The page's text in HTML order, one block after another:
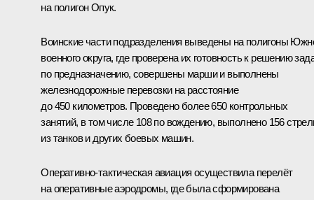
на полигон Опук.
Воинские части подразделения выведены на полигоны
военного округа, где проверена их готовность к решению
по предназначению, совершены марши и выполнены
железнодорожные перевозки на расстояние
до 450 километров. Проведено более 650 контрольных
занятий, в том числе 108 по вождению, выполнено 156
из танков и других боевых машин.
Оперативно-тактическая авиация осуществила перелёт
на оперативные аэродромы, где была сформирована